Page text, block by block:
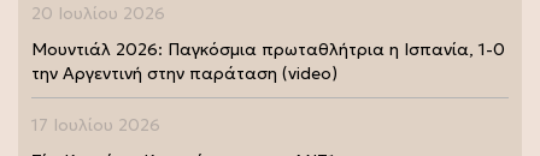
20 Ιουλίου 2026
Μουντιάλ 2026: Παγκόσμια πρωταθλήτρια η Ισπανία, 1-0
την Αργεντινή στην παράταση (video)
17 Ιουλίου 2026